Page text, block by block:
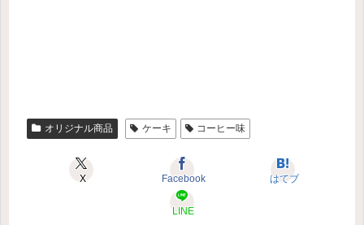
オリジナル商品 ケーキ コーヒー味
X Facebook はてブ
LINE